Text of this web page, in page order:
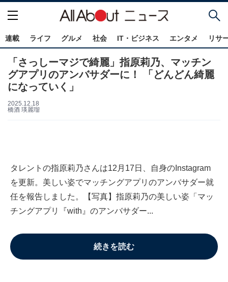
連載 ライフ グルメ 社会 IT・ビジネス エンタメ リサ
「さっしーマジで綺麗」指原莉乃、マッチン
グアプリのアンバサダーに！ 「どんどん綺麗
になっていく」
2025.12.18
橋酒 瑛麗瑠
タレントの指原莉乃さんは12月17日、自身のInstagram
を更新。美しい姿でマッチングアプリのアンバサダー就
任を報告しました。【写真】指原莉乃の美しい姿「マッ
チングアプリ『with』のアンバサダー...
続きを読む